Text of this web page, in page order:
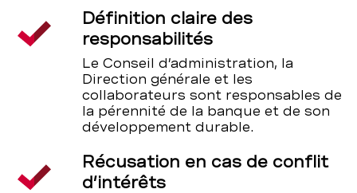
Définition claire des
responsabilités
Le Conseil d’administration, la
Direction générale et les
collaborateurs sont responsables de
la pérennité de la banque et de son
développement durable.
Récusation en cas de conflit
d’intérêts